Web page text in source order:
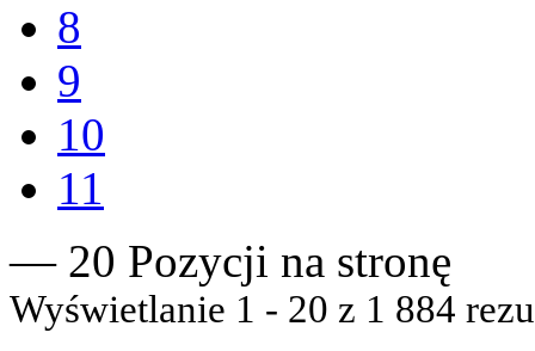
8
9
10
11
— 20 Pozycji na stronę
Wyświetlanie 1 - 20 z 1 884